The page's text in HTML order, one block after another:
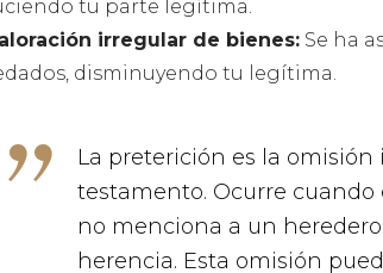
tu parte legítima.
irregular de bienes: Se ha
disminuyendo tu legítima.
La preterición es la
testamento. Ocurre
no menciona a un
herencia. Esta omisión